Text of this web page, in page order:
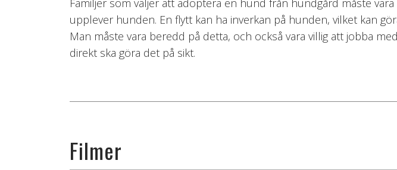
Familjer som väljer att adoptera en hund från hundgård måste
upplever hunden. En flytt kan ha inverkan på hunden, vilket kan
Man måste vara beredd på detta, och också vara villig att jobba
direkt ska göra det på sikt.
Filmer